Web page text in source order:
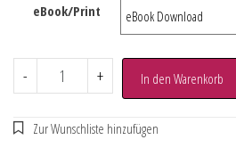
eBook/Print
- + In den Warenkorb